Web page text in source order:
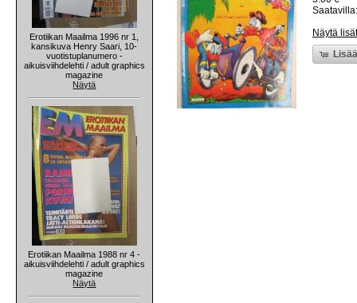
Erotiikan Maailma 1996 nr 1,
kansikuva Henry Saari, 10-
vuotistuplanumero -
aikuisviihdelehti / adult graphics
magazine
Näytä
Erotiikan Maailma 1988 nr 4 -
aikuisviihdelehti / adult graphics
magazine
Näytä
Näytä